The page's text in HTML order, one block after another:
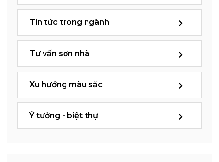
Tin tức trong ngành
Tư vấn sơn nhà
Xu hướng màu sắc
Ý tưởng - biệt thự